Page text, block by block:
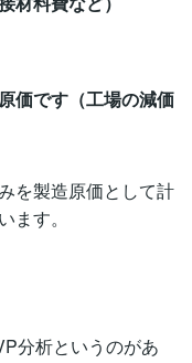
価です（工場の減価
を製造原価として計
す。
分析というのがあ